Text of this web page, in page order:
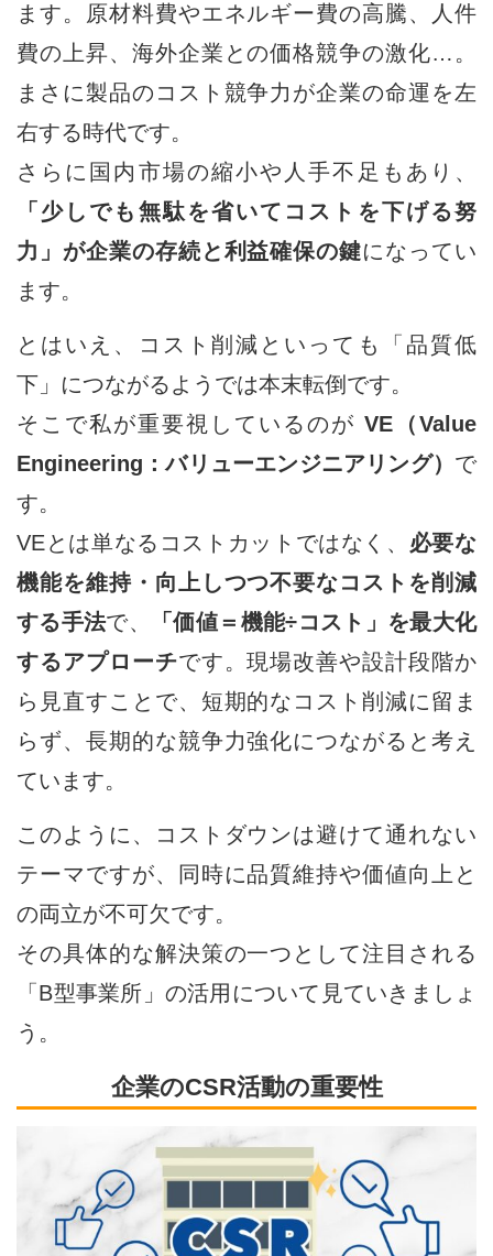
ます。原材料費やエネルギー費の高騰、人件
費の上昇、海外企業との価格競争の激化…。
まさに製品のコスト競争力が企業の命運を左
右する時代です。
さらに国内市場の縮小や人手不足もあり、
「少しでも無駄を省いてコストを下げる努
力」が企業の存続と利益確保の鍵になってい
ます。
とはいえ、コスト削減といっても「品質低
下」につながるようでは本末転倒です。
そこで私が重要視しているのが VE（Value
Engineering：バリューエンジニアリング） で
す。
VEとは単なるコストカットではなく、 必要な
機能を維持・向上しつつ不要なコストを削減
する手法で、
「価値＝機能÷コスト」を最大化
するアプローチです。現場改善や設計段階か
ら見直すことで、短期的なコスト削減に留ま
らず、長期的な競争力強化につながると考え
ています。
このように、コストダウンは避けて通れない
テーマですが、同時に品質維持や価値向上と
の両立が不可欠です。
その具体的な解決策の一つとして注目される
「B型事業所」の活用について見ていきましょ
う。
企業のCSR活動の重要性